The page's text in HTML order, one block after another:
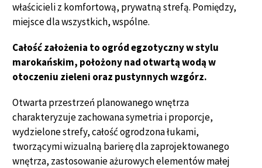
właścicieli z komfortową, prywatną strefą. Pomiędzy,
miejsce dla wszystkich, wspólne.
Całość założenia to ogród egzotyczny w stylu
marokańskim, położony nad otwartą wodą w
otoczeniu zieleni oraz pustynnych wzgórz.
Otwarta przestrzeń planowanego wnętrza
charakteryzuje zachowana symetria i proporcje,
wydzielone strefy, całość ogrodzona łukami,
tworzącymi wizualną barierę dla zaprojektowanego
wnętrza, zastosowanie ażurowych elementów małej